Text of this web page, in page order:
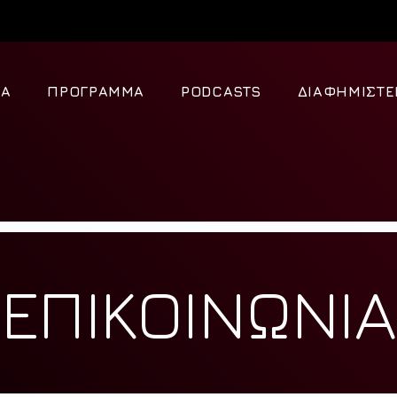
ΠΡΌΓΡΑΜΜΑ PODCASTS
ΕΠΙΚΟΙΝΩΝΊΑ